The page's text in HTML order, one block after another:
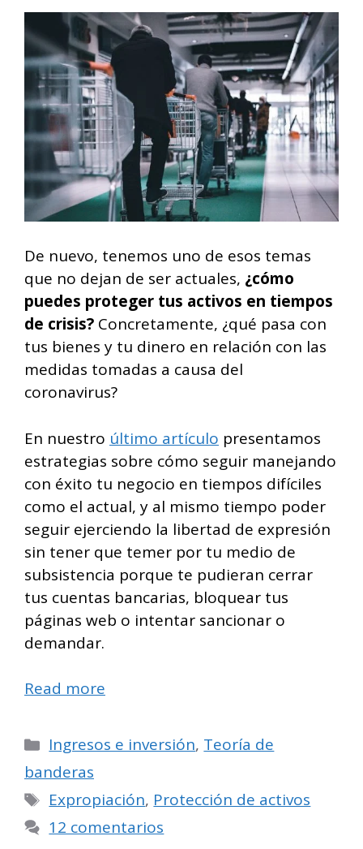
De nuevo, tenemos uno de esos temas
que no dejan de ser actuales, ¿cómo
puedes proteger tus activos en tiempos
de crisis? Concretamente, ¿qué pasa con
tus bienes y tu dinero en relación con las
medidas tomadas a causa del
coronavirus?
En nuestro último artículo presentamos
estrategias sobre cómo seguir manejando
con éxito tu negocio en tiempos difíciles
como el actual, y al mismo tiempo poder
seguir ejerciendo la libertad de expresión
sin tener que temer por tu medio de
subsistencia porque te pudieran cerrar
tus cuentas bancarias, bloquear tus
páginas web o intentar sancionar o
demandar.
Read more
Categorías
Ingresos e inversión, Teoría de
banderas
Etiquetas
Expropiación, Protección de activos
12 comentarios